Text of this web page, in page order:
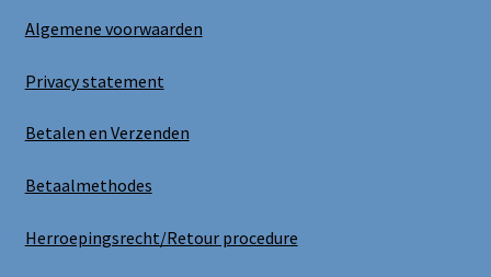
Algemene voorwaarden
Privacy statement
Betalen en Verzenden
Betaalmethodes
Herroepingsrecht/Retour procedure